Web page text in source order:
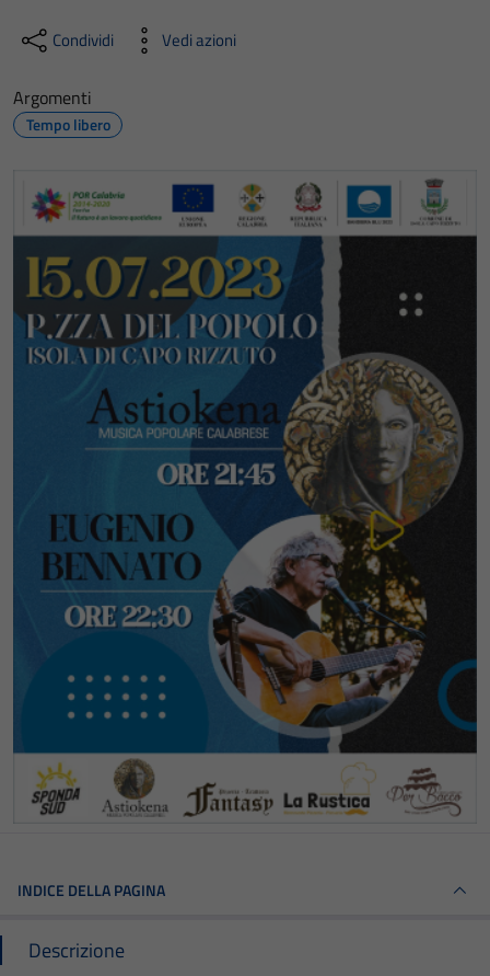
Condividi Vedi azioni
Argomenti
Tempo libero
INDICE DELLA PAGINA
Descrizione